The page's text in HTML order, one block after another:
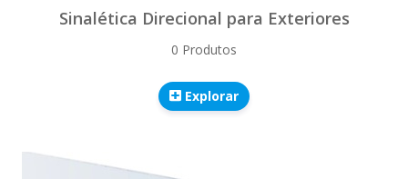
Sinalética Direcional para Exteriores
0 Produtos
Explorar